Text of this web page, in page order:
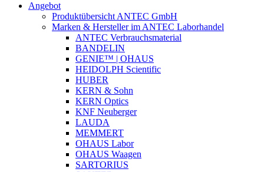
Angebot
Produktübersicht ANTEC GmbH
Marken & Hersteller im ANTEC Laborhandel
ANTEC Verbrauchsmaterial
BANDELIN
GENIE™ | OHAUS
HEIDOLPH Scientific
HUBER
KERN & Sohn
KERN Optics
KNF Neuberger
LAUDA
MEMMERT
OHAUS Labor
OHAUS Waagen
SARTORIUS